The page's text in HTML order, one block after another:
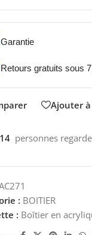
Garantie
Retours gratuits sous
Ajouter
14 personnes
: BOITIER
: Boîtier en